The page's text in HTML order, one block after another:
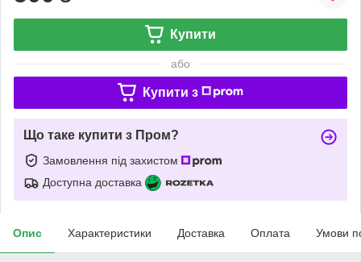
Купити
або
Купити з
Що таке купити з Пром?
Замовлення під захистом
Доступна доставка
Опис Характеристики Доставка Оплата Умови